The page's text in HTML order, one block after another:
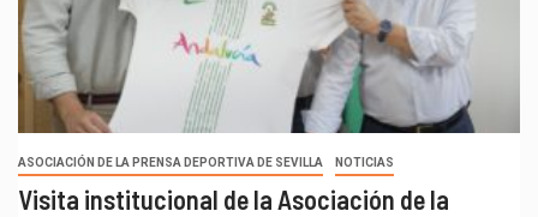
ASOCIACIÓN DE LA PRENSA DEPORTIVA DE SEVILLA NOTICIAS
Visita institucional de la Asociación de la